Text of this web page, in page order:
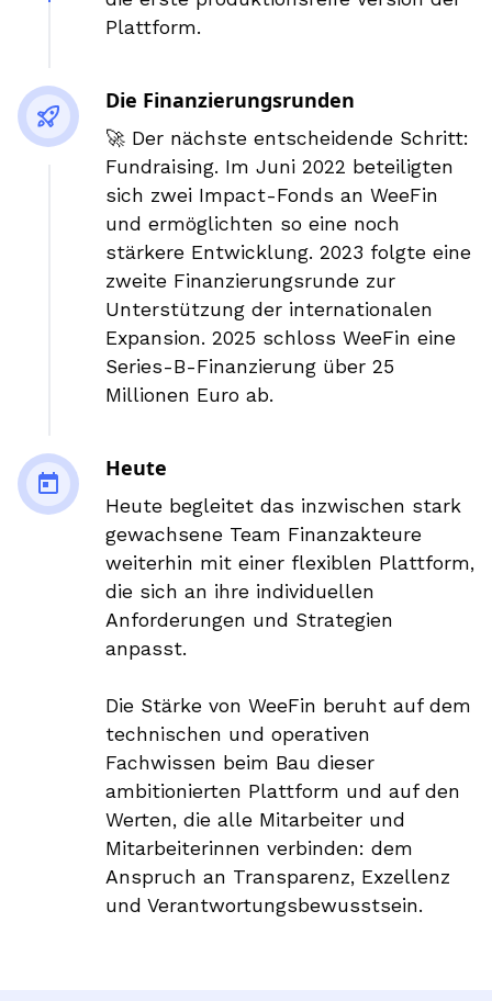
Plattform.
Die Finanzierungsrunden
🚀 Der nächste entscheidende Schritt:
Fundraising. Im Juni 2022 beteiligten
sich zwei Impact-Fonds an WeeFin
und ermöglichten so eine noch
stärkere Entwicklung. 2023 folgte eine
zweite Finanzierungsrunde zur
Unterstützung der internationalen
Expansion. 2025 schloss WeeFin eine
Series-B-Finanzierung über 25
Millionen Euro ab.
Heute
Heute begleitet das inzwischen stark
gewachsene Team Finanzakteure
weiterhin mit einer flexiblen Plattform,
die sich an ihre individuellen
Anforderungen und Strategien
anpasst.
Die Stärke von WeeFin beruht auf dem
technischen und operativen
Fachwissen beim Bau dieser
ambitionierten Plattform und auf den
Werten, die alle Mitarbeiter und
Mitarbeiterinnen verbinden: dem
Anspruch an Transparenz, Exzellenz
und Verantwortungsbewusstsein.